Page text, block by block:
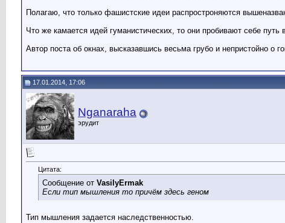
Полагаю, что только фашистские идеи распростроняются
Что же камается идей гуманистических, то они пробивают себе
Автор поста об окнах, высказавшись весьма грубо и непристойно
17.01.2014, 17:06
Nganaraha
эрудит
Цитата:
Сообщение от VasilyErmak
Если тип мышления то причём здесь геном
Тип мышления задается наследственностью.